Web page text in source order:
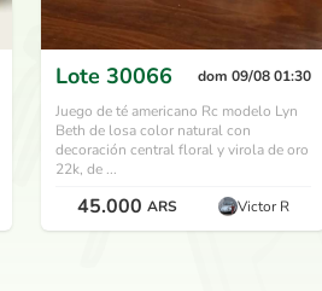
Lote 30066
dom 09/08 01:30
Juego de té americano Rc modelo Lyn
Beth de losa color natural con
decoración central floral y virola de oro
22k, de ...
45.000 ARS Victor R